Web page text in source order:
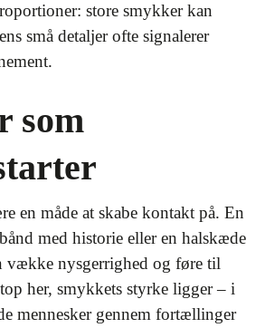
store smykker kan
små detaljer ofte signalerer
som
en måde at skabe kontakt på. En
med historie eller en halskæde
vække nysgerrighed og føre til
her, smykkets styrke ligger – i
mennesker gennem fortællinger